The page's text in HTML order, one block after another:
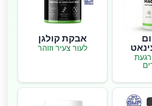
אבקת קולגן
לעור צעיר וזוהר